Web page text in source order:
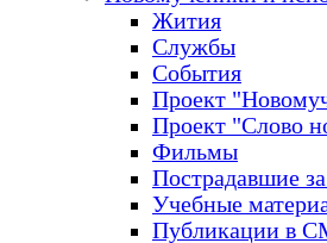
Жития
Службы
События
Проект
Проект "Слово
Фильмы
Пострадавшие
Учебные
Публикации в